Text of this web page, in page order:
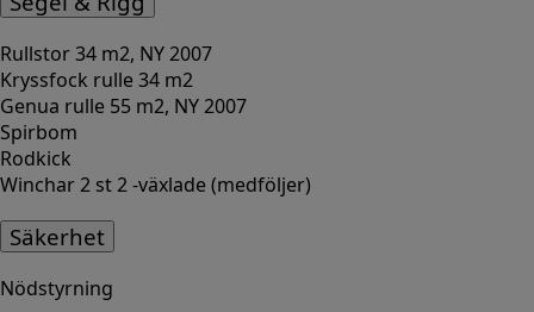
Rullstor 34 m2, NY 2007
Kryssfock rulle 34 m2
Genua rulle 55 m2, NY 2007
Spirbom
Rodkick
Winchar 2 st 2 -växlade (medföljer)
Säkerhet
Nödstyrning